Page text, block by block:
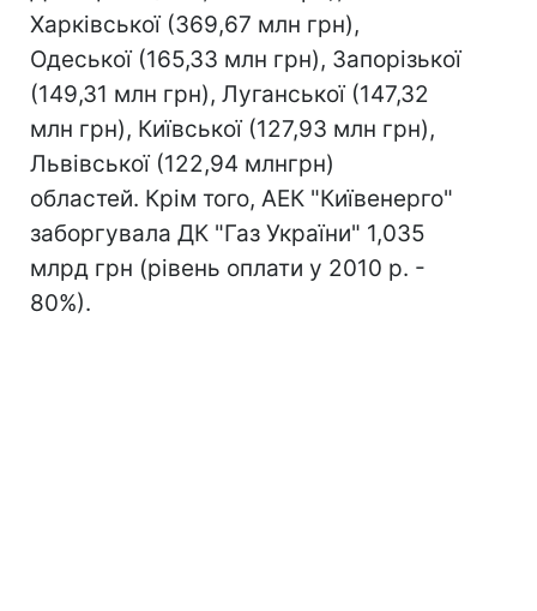
Харківської (369,67 млн грн),
Одеської (165,33 млн грн), Запорізької
(149,31 млн грн), Луганської (147,32
млн грн), Київської (127,93 млн грн),
Львівської (122,94 млнгрн)
областей. Крім того, АЕК "Київенерго"
заборгувала ДК "Газ України" 1,035
млрд грн (рівень оплати у 2010 р. -
80%).